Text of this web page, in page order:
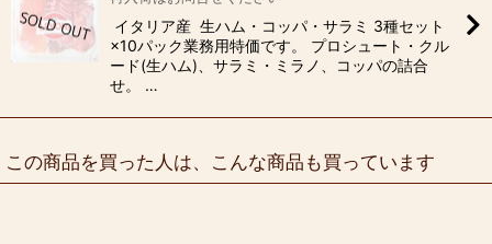
イタリア産 生ハム・コッパ・サラミ 3種セット
×10パック業務用特価です。 プロシュート・クル
ード(生ハム)、サラミ・ミラノ、コッパの詰合
せ。 …
この商品を買った人は、こんな商品も買っています